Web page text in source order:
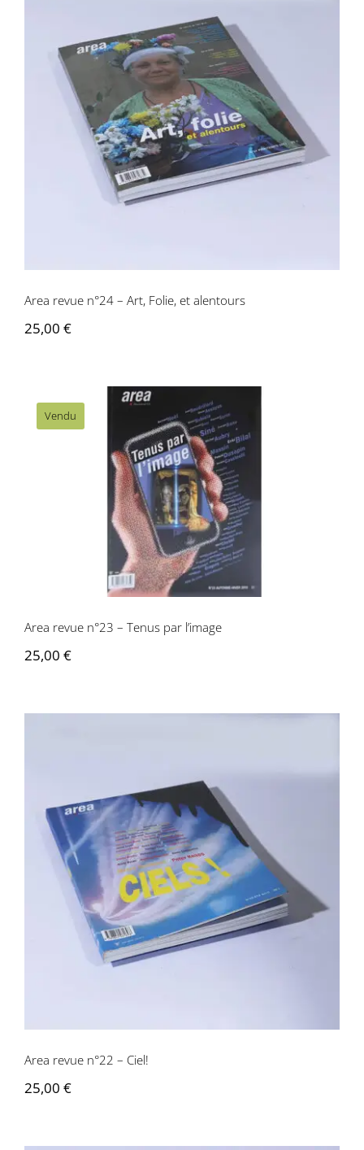
Area revue n°24 – Art, Folie, et
alentours
Area revue n°24 – Art, Folie, et alentours
25,00 €
Vendu
Area revue n°23 – Tenus par l’image
Area revue n°23 – Tenus par l’image
25,00 €
Area revue n°22 – Ciel!
Area revue n°22 – Ciel!
25,00 €